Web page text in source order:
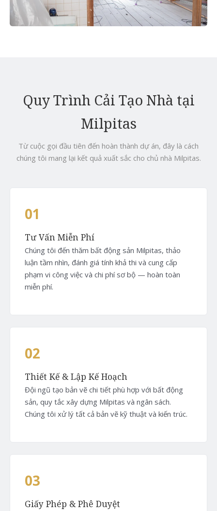
Quy Trình Cải Tạo Nhà tại
Milpitas
Từ cuộc gọi đầu tiên đến hoàn thành dự án, đây là cách
chúng tôi mang lại kết quả xuất sắc cho chủ nhà Milpitas.
01
Tư Vấn Miễn Phí
Chúng tôi đến thăm bất động sản Milpitas, thảo
luận tầm nhìn, đánh giá tính khả thi và cung cấp
phạm vi công việc và chi phí sơ bộ — hoàn toàn
miễn phí.
02
Thiết Kế & Lập Kế Hoạch
Đội ngũ tạo bản vẽ chi tiết phù hợp với bất động
sản, quy tắc xây dựng Milpitas và ngân sách.
Chúng tôi xử lý tất cả bản vẽ kỹ thuật và kiến trúc.
03
Giấy Phép & Phê Duyệt